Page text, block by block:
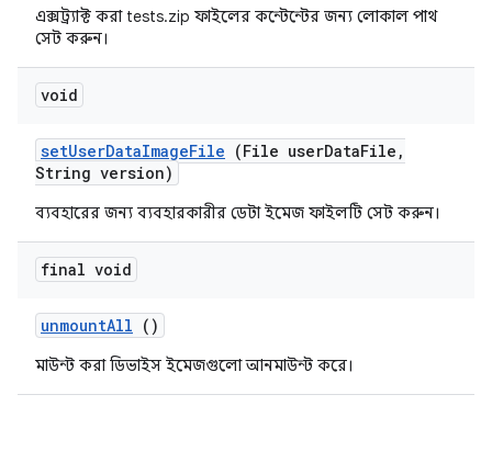
এক্সট্র্যাক্ট করা tests.zip ফাইলের কন্টেন্টের জন্য লোকাল পাথ
সেট করুন।
void
setUserDataImageFile (File userDataFile ,
String version)
ব্যবহারের জন্য ব্যবহারকারীর ডেটা ইমেজ ফাইলটি সেট করুন।
final void
unmountAll ()
মাউন্ট করা ডিভাইস ইমেজগুলো আনমাউন্ট করে।